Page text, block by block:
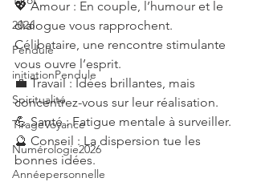
2026
Pendule
initiationPendule
Spiritualité
TirageVoyance
Numérologie2026
Annéepersonnelle
💖 Amour : En couple, l’humour et le
dialogue vous rapprochent.
Célibataire, une rencontre stimulante
vous ouvre l’esprit.
💼 Travail : Idées brillantes, mais
concentrez-vous sur leur réalisation.
💪 Santé : Fatigue mentale à surveiller.
🔮 Conseil : La dispersion tue les
bonnes idées.